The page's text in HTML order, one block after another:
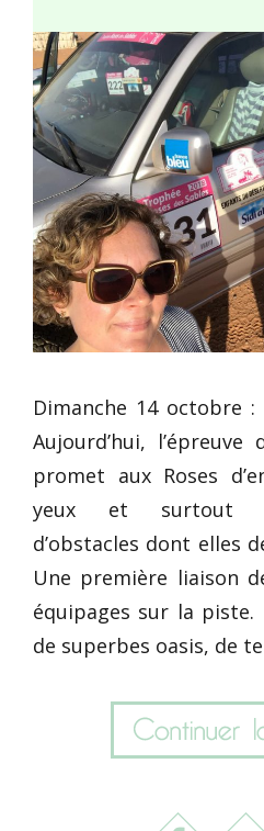
Dimanche 14 octobre
Aujourd’hui, l’épreuve
promet aux Roses
yeux et surtout
d’obstacles dont elles
Une première liaison
équipages sur la piste.
de superbes oasis, de